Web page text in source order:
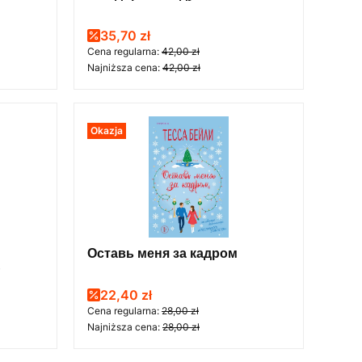
Cena promocyjna
35,70 zł
Cena regularna: 42,00 zł
Najniższa cena: 42,00 zł
Okazja
Оставь меня за кадром
Cena promocyjna
22,40 zł
Cena regularna: 28,00 zł
Najniższa cena: 28,00 zł